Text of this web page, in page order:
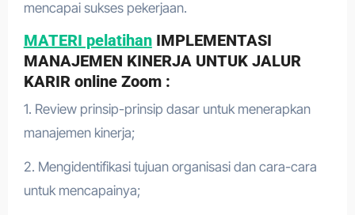
mencapai sukses pekerjaan.
MATERI pelatihanIMPLEMENTASI
MANAJEMEN KINERJA UNTUK JALUR
KARIR online Zoom :
1. Review prinsip-prinsip dasar untuk menerapkan
manajemen kinerja;
2. Mengidentifikasi tujuan organisasi dan cara-cara
untuk mencapainya;